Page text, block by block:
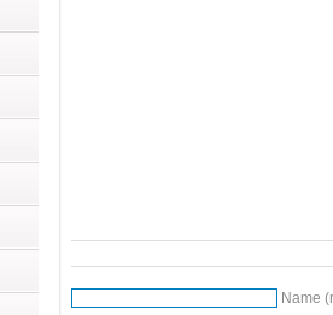
Name